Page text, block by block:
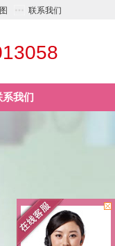
联系我们
系我们